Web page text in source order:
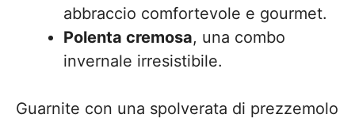
abbraccio comfortevole e gourmet.
Polenta cremosa, una combo
invernale irresistibile.
Guarnite con una spolverata di prezzemolo